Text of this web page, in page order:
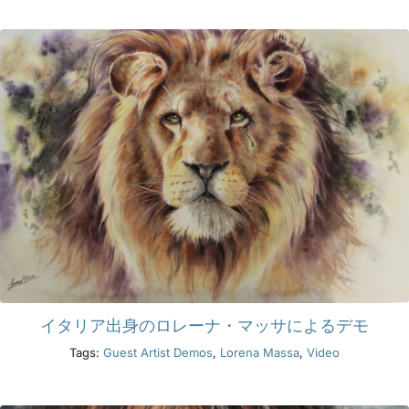
製品
イベント
ブログ
リソース
販売店を探す
お問い合わせ
イタリア出身のロレーナ・マッサによるデモ
Tags: Guest Artist Demos, Lorena Massa, Video